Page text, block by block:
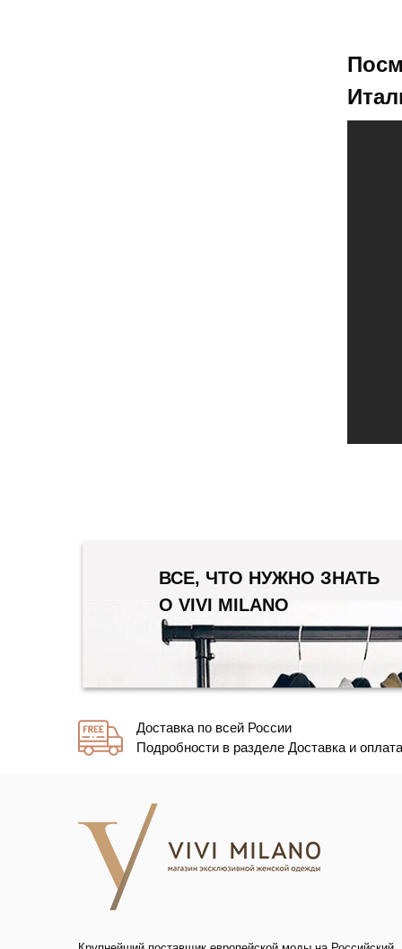
ВСЕ, ЧТО НУЖНО ЗНАТЬ
О VIVI MILANO
Доставка по всей России
Подробности в разделе Доставка и оплата